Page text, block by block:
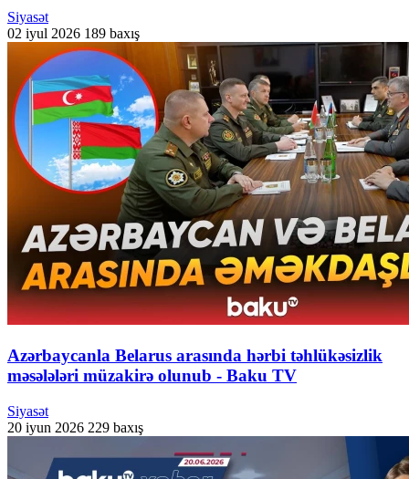
Siyasət
02 iyul 2026 189 baxış
Azərbaycanla Belarus arasında hərbi təhlükəsizlik
məsələləri müzakirə olunub - Baku TV
Siyasət
20 iyun 2026 229 baxış